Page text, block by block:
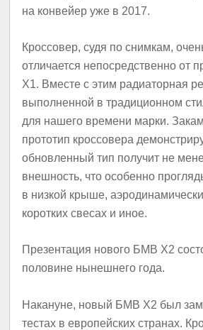
на конвейер уже в 2017.
Кроссовер, судя по снимкам,
отличается непосредственно от
X1. Вместе с этим радиаторная
выполненной в традиционном
для нашего времени марки.
прототип кроссовера
обновленный тип получит не
внешность, что особенно
в низкой крыше,
коротких свесах и иное.
Презентация нового БМВ X2
половине нынешнего года.
Накануне, новый БМВ X2 был
тестах в европейских странах.